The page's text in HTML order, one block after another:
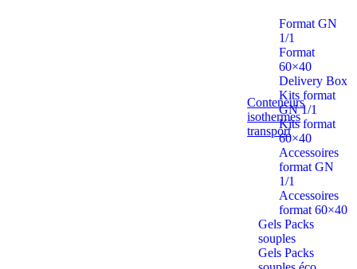
Conteneurs
isothermes
transport
Format GN
1/1
Format
60×40
Delivery Box
Kits format
GN 1/1
Kits format
60×40
Accessoires
format GN
1/1
Accessoires
format 60×40
Gels Packs
souples
Gels Packs